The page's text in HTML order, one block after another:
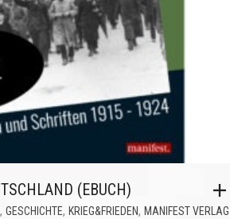
(EBUCH)
, GESCHICHTE, KRIEG&FRIEDEN, MANIFEST VERLAG